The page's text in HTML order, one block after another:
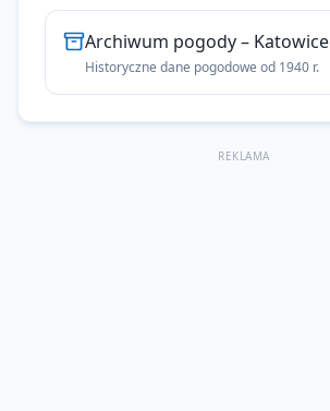
Archiwum pogody– Katowice
Historyczne dane pogodowe od 1940 r.
REKLAMA